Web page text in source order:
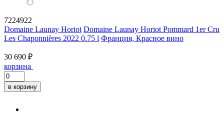
7224922
Domaine Launay Horiot Domaine Launay Horiot Pommard 1er Cru
Les Chaponnières 2022 0.75 l Франция, Красное вино
30 690 ₽
корзина
в корзину